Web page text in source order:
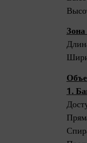
Зона
1.